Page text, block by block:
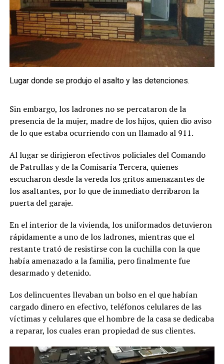
Lugar donde se produjo el asalto y las detenciones.
Sin embargo, los ladrones no se percataron de la
presencia de la mujer, madre de los hijos, quien dio aviso
de lo que estaba ocurriendo con un llamado al 911.
Al lugar se dirigieron efectivos policiales del Comando
de Patrullas y de la Comisaría Tercera, quienes
escucharon desde la vereda los gritos amenazantes de
los asaltantes, por lo que de inmediato derribaron la
puerta del garaje.
En el interior de la vivienda, los uniformados detuvieron
rápidamente a uno de los ladrones, mientras que el
restante trató de resistirse con la cuchilla con la que
había amenazado a la familia, pero finalmente fue
desarmado y detenido.
Los delincuentes llevaban un bolso en el que habían
cargado dinero en efectivo, teléfonos celulares de las
víctimas y celulares que el hombre de la casa se dedicaba
a reparar, los cuales eran propiedad de sus clientes.